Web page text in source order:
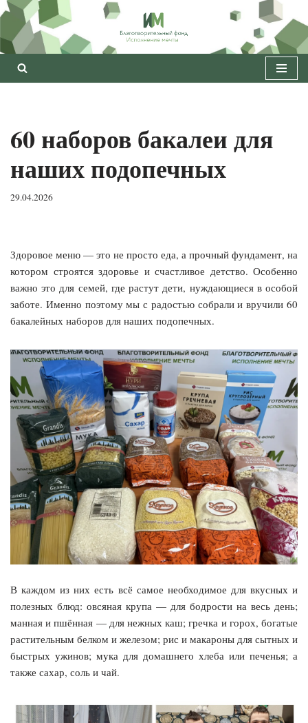
Перейти
к
содержимому
60 наборов бакалеи для
наших подопечных
29.04.2026
Здоровое меню — это не просто еда, а прочный фундамент, на
котором строятся здоровье и счастливое детство. Особенно
важно это для семей, где растут дети, нуждающиеся в особой
заботе. Именно поэтому мы с радостью собрали и вручили 60
бакалейных наборов для наших подопечных.
В каждом из них есть всё самое необходимое для вкусных и
полезных блюд: овсяная крупа — для бодрости на весь день;
манная и пшённая — для нежных каш; гречка и горох, богатые
растительным белком и железом; рис и макароны для сытных и
быстрых ужинов; мука для домашнего хлеба или печенья; а
также сахар, соль и чай.